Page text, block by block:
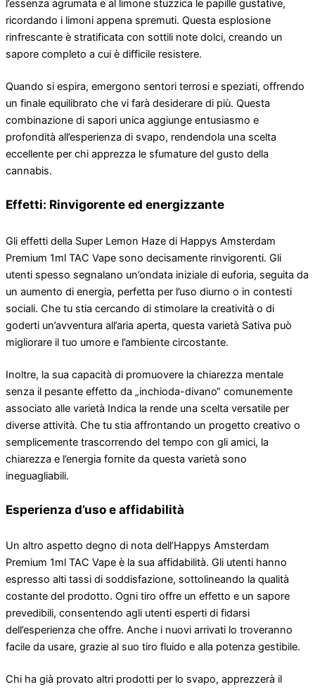
l’essenza agrumata e al limone stuzzica le papille gustative,
ricordando i limoni appena spremuti. Questa esplosione
rinfrescante è stratificata con sottili note dolci, creando un
sapore completo a cui è difficile resistere.
Quando si espira, emergono sentori terrosi e speziati, offrendo
un finale equilibrato che vi farà desiderare di più. Questa
combinazione di sapori unica aggiunge entusiasmo e
profondità all’esperienza di svapo, rendendola una scelta
eccellente per chi apprezza le sfumature del gusto della
cannabis.
Effetti: Rinvigorente ed energizzante
Gli effetti della Super Lemon Haze di Happys Amsterdam
Premium 1ml TAC Vape sono decisamente rinvigorenti. Gli
utenti spesso segnalano un’ondata iniziale di euforia, seguita da
un aumento di energia, perfetta per l’uso diurno o in contesti
sociali. Che tu stia cercando di stimolare la creatività o di
goderti un’avventura all’aria aperta, questa varietà Sativa può
migliorare il tuo umore e l’ambiente circostante.
Inoltre, la sua capacità di promuovere la chiarezza mentale
senza il pesante effetto da „inchioda-divano“ comunemente
associato alle varietà Indica la rende una scelta versatile per
diverse attività. Che tu stia affrontando un progetto creativo o
semplicemente trascorrendo del tempo con gli amici, la
chiarezza e l’energia fornite da questa varietà sono
ineguagliabili.
Esperienza d’uso e affidabilità
Un altro aspetto degno di nota dell’Happys Amsterdam
Premium 1ml TAC Vape è la sua affidabilità. Gli utenti hanno
espresso alti tassi di soddisfazione, sottolineando la qualità
costante del prodotto. Ogni tiro offre un effetto e un sapore
prevedibili, consentendo agli utenti esperti di fidarsi
dell’esperienza che offre. Anche i nuovi arrivati ​​lo troveranno
facile da usare, grazie al suo tiro fluido e alla potenza gestibile.
Chi ha già provato altri prodotti per lo svapo, apprezzerà il